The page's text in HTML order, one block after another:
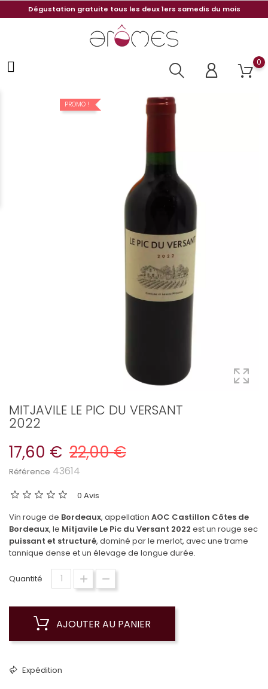
Dégustation gratuite tous les deux 1ers samedis du mois
0
PROMO !
MITJAVILE LE PIC DU VERSANT
2022
17,60 € 22,00 €
Référence 43614
0 Avis
Vin rouge de Bordeaux, appellation AOC Castillon Côtes de
Bordeaux, le Mitjavile Le Pic du Versant 2022 est un rouge sec
puissant et structuré, dominé par le merlot, avec une trame
tannique dense et un élevage de longue durée.
Quantité
AJOUTER AU PANIER
Expédition